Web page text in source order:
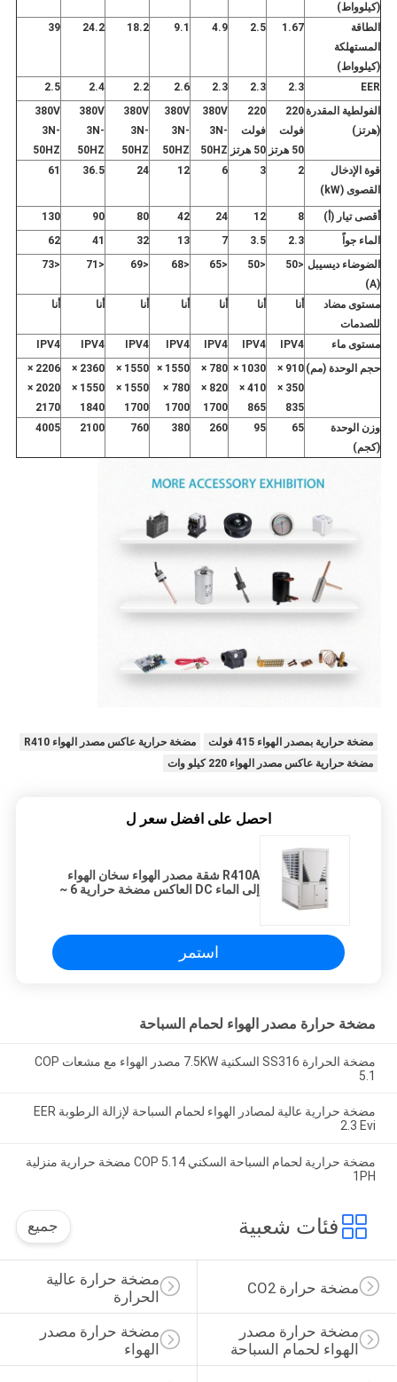
(كيلوواط)
الطاقة
المستهلكة
(كيلوواط)
1.67
2.5
4.9
9.1
18.2
24.2
39
EER
2.3
2.3
2.3
2.6
2.2
2.4
2.5
الفولطية المقدرة
(هرتز)
220
فولت
50 هرتز
220
فولت
50 هرتز
380V
3N-
50HZ
380V
3N-
50HZ
380V
3N-
50HZ
380V
3N-
50HZ
380V
3N-
50HZ
قوة الإدخال
القصوى (kW)
2
3
6
12
24
36.5
61
أقصى تيار (أ) 8
12
24
42
80
90
130
الماء جواً
2.3
3.5
7
13
32
41
62
الضوضاء ديسيبل
(A)
<50
<50
<65
<68
<69
<71
<73
مستوى مضاد
للصدمات
أنا أنا أنا أنا أنا أنا أنا
مستوى ماء IPV4
IPV4
IPV4
IPV4
IPV4
IPV4
IPV4
حجم الوحدة (مم)
910 ×
350 ×
835
1030 ×
410 ×
865
780 ×
820 ×
1700
1550 ×
780 ×
1700
1550 ×
1550 ×
1700
2360 ×
1550 ×
1840
2206 ×
2020 ×
2170
وزن الوحدة
(كجم)
65
95
260
380
760
2100
4005
مضخة حرارية بمصدر الهواء 415 فولت
مضخة حرارية عاكس مصدر الهواء R410
مضخة حرارية عاكس مصدر الهواء 220 كيلو وات
احصل على افضل سعر ل
R410A شقة مصدر الهواء سخان الهواء
إلى الماء DC العاكس مضخة حرارية 6 ~
استمر
مضخة حرارة مصدر الهواء لحمام السباحة
مضخة الحرارة SS316 السكنية 7.5KW مصدر الهواء مع مشعات COP
5.1
مضخة حرارية عالية لمصادر الهواء لحمام السباحة لإزالة الرطوبة EER
2.3 Evi
مضخة حرارية لحمام السباحة السكني COP 5.14 مضخة حرارية منزلية
1PH
فئات شعبية جميع
مضخة حرارة عالية
الحرارة
مضخة حرارة CO2
مضخة حرارة مصدر
الهواء
مضخة حرارة مصدر
الهواء لحمام السباحة